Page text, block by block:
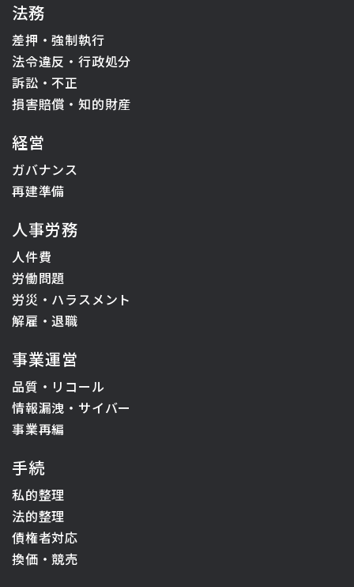
法務
差押・強制執行
法令違反・行政処分
訴訟・不正
損害賠償・知的財産
経営
ガバナンス
再建準備
人事労務
人件費
労働問題
労災・ハラスメント
解雇・退職
事業運営
品質・リコール
情報漏洩・サイバー
事業再編
手続
私的整理
法的整理
債権者対応
換価・競売